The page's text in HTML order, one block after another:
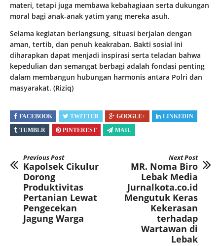
materi, tetapi juga membawa kebahagiaan serta dukungan
moral bagi anak-anak yatim yang mereka asuh.
Selama kegiatan berlangsung, situasi berjalan dengan
aman, tertib, dan penuh keakraban. Bakti sosial ini
diharapkan dapat menjadi inspirasi serta teladan bahwa
kepedulian dan semangat berbagi adalah fondasi penting
dalam membangun hubungan harmonis antara Polri dan
masyarakat. (Riziq)
FACEBOOK TWITTER GOOGLE+
LINKEDIN
TUMBLR
PINTEREST MAIL
Previous Post
Kapolsek Cikulur
Dorong
Produktivitas
Pertanian Lewat
Pengecekan
Jagung Warga
Next Post
MR. Noma Biro
Lebak Media
Jurnalkota.co.id
Mengutuk Keras
Kekerasan
terhadap
Wartawan di
Lebak